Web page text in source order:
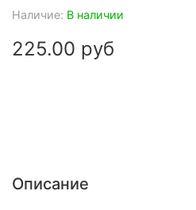
Наличие: В наличии
225.00 руб
Описание